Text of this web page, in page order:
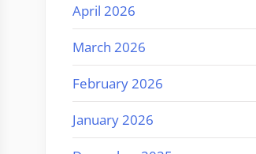
April 2026
March 2026
February 2026
January 2026